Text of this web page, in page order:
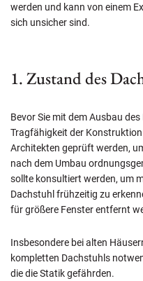
werden und kann von einem
sich unsicher sind.
1. Zustand des
Bevor Sie mit dem Ausbau
Tragfähigkeit der
Architekten geprüft werden,
nach dem Umbau
sollte konsultiert werden, um
Dachstuhl frühzeitig zu
für größere Fenster entfernt
Insbesondere bei alten
kompletten Dachstuhls
die die Statik gefährden.